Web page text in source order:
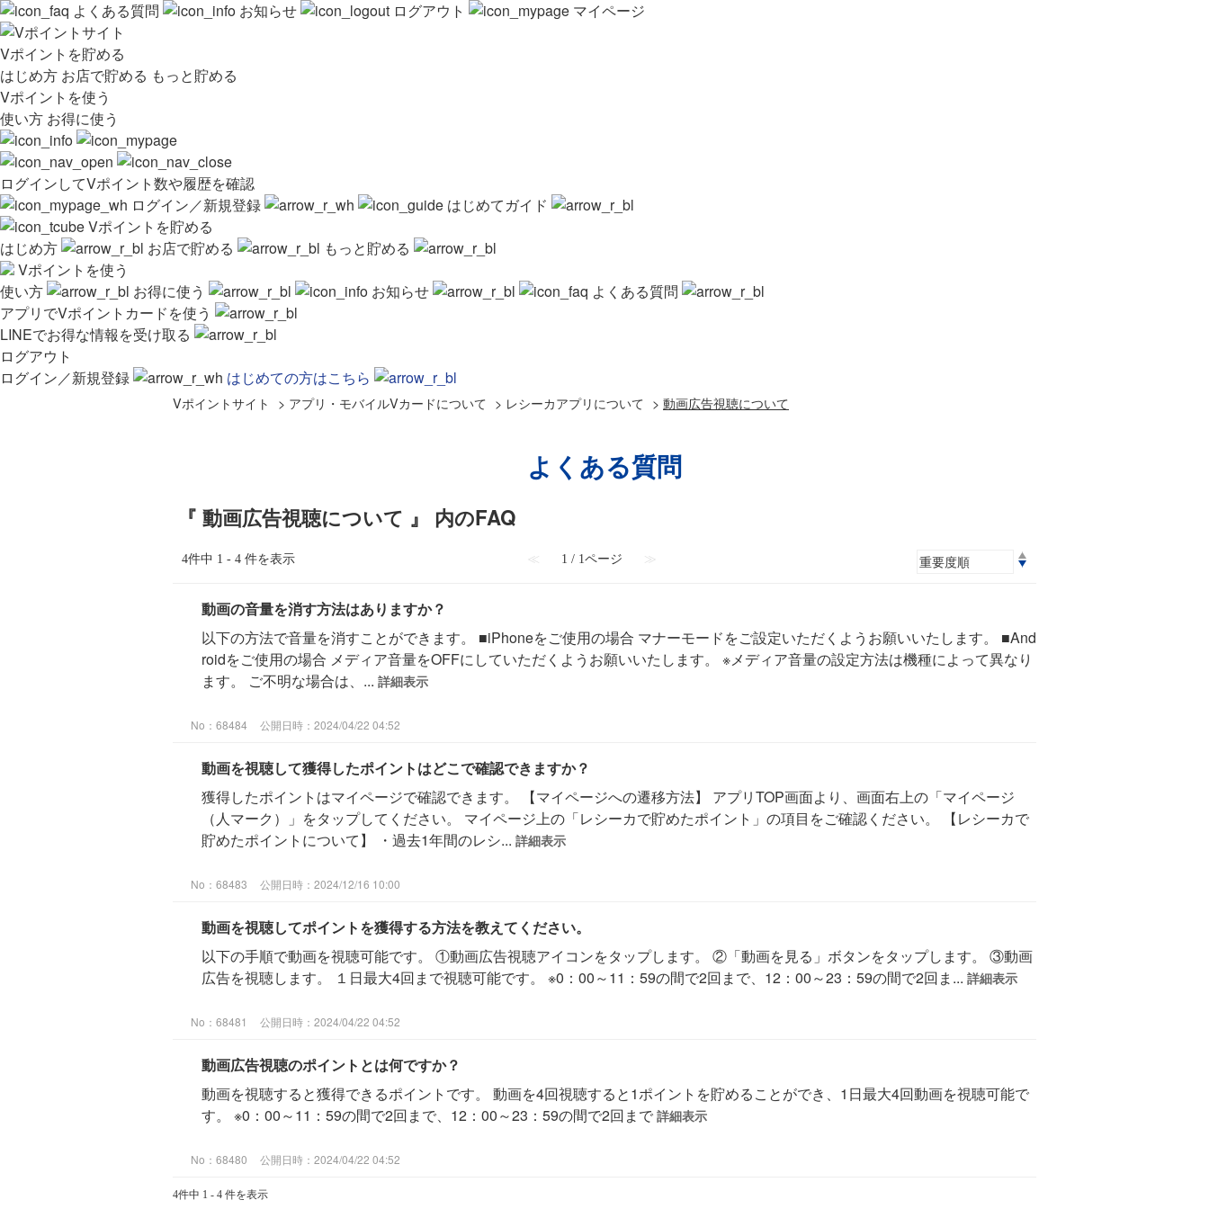
よくある質問 お知らせ ログアウト マイページ
Vポイントを貯める
はじめ方 お店で貯める もっと貯める
Vポイントを使う
使い方 お得に使う
ログインしてVポイント数や履歴を確認
ログイン／新規登録
はじめてガイド
Vポイントを貯める
はじめ方
お店で貯める
もっと貯める
Vポイントを使う
使い方
お得に使う お知らせ
よくある質問
アプリでVポイントカードを使う
LINEでお得な情報を受け取る
ログアウト
ログイン／新規登録
はじめての方はこちら
Vポイントサイト > アプリ・モバイルVカードについて > レシーカアプリについて > 動画広告視聴について
よくある質問
『 動画広告視聴について 』 内のFAQ
4件中 1 - 4 件を表示 ≪ 1 / 1ページ ≫
動画の音量を消す方法はありますか？
以下の方法で音量を消すことができます。 ■iPhoneをご使用の場合 マナーモードをご設定いただくようお願いいたします。 ■And
roidをご使用の場合 メディア音量をOFFにしていただくようお願いいたします。 ※メディア音量の設定方法は機種によって異なり
ます。 ご不明な場合は、... 詳細表示
No：68484 公開日時：2024/04/22 04:52
動画を視聴して獲得したポイントはどこで確認できますか？
獲得したポイントはマイページで確認できます。 【マイページへの遷移方法】 アプリTOP画面より、画面右上の「マイページ
（人マーク）」をタップしてください。 マイページ上の「レシーカで貯めたポイント」の項目をご確認ください。 【レシーカで
貯めたポイントについて】 ・過去1年間のレシ... 詳細表示
No：68483 公開日時：2024/12/16 10:00
動画を視聴してポイントを獲得する方法を教えてください。
以下の手順で動画を視聴可能です。 ①動画広告視聴アイコンをタップします。 ②「動画を見る」ボタンをタップします。 ③動画
広告を視聴します。 １日最大4回まで視聴可能です。 ※0：00～11：59の間で2回まで、12：00～23：59の間で2回ま... 詳細表示
No：68481 公開日時：2024/04/22 04:52
動画広告視聴のポイントとは何ですか？
動画を視聴すると獲得できるポイントです。 動画を4回視聴すると1ポイントを貯めることができ、1日最大4回動画を視聴可能で
す。 ※0：00～11：59の間で2回まで、12：00～23：59の間で2回まで 詳細表示
No：68480 公開日時：2024/04/22 04:52
4件中 1 - 4 件を表示